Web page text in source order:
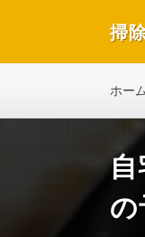
掃
ホーム
自
の